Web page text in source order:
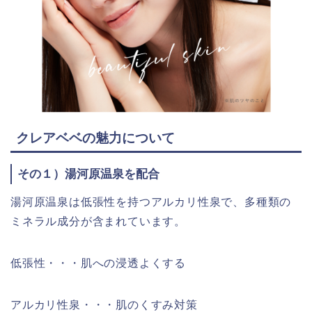
クレアベベの魅力について
その１）湯河原温泉を配合
湯河原温泉は低張性を持つアルカリ性泉で、多種類の
ミネラル成分が含まれています。
低張性・・・肌への浸透よくする
アルカリ性泉・・・肌のくすみ対策